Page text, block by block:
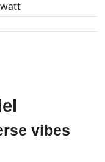
vibes